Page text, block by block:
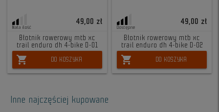
Mała ilość
49,00 zł
Błotnik rowerowy mtb xc
trail enduro dh 4-bike D-01
shopping_cart DO KOSZYKA
Dostępne
49,00 zł
Błotnik rowerowy mtb xc
trail enduro dh 4-bike D-02
shopping_cart DO KOSZYKA
Inne najczęściej kupowane